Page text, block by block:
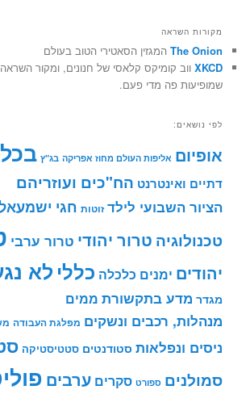
מקורות השראה
The Onion המגזין הסאטירי הטוב בעולם
XKCD ווב קומיקס קלאסי של חנונים, ומקור
שמופיעות פה מדי פעם.
לפי נושאים:
אופיום אליפות העולם מחוז אפריקה בג"ץ
דתיים ואינטרנט הח"כים ועוזריהם
הציור השבועי לילד זוטות חגי
טכנולוגיה טרור יהודי טרור ערבי
יהודים ימנים כלכלה כללי לא
מגדר מדע בתקשורת ממים
מנהלות, רכבים ונשקים מפלגת העבודה
ניסים ונפלאות סטודנטים סטטיסטיקה
סמולנים ספורט סקרים ערבים